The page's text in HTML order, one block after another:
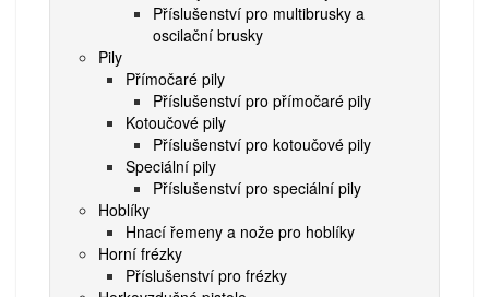
Příslušenství pro multibrusky a
oscilační brusky
Pily
Přímočaré pily
Příslušenství pro přímočaré pily
Kotoučové pily
Příslušenství pro kotoučové pily
Speciální pily
Příslušenství pro speciální pily
Hoblíky
Hnací řemeny a nože pro hoblíky
Horní frézky
Příslušenství pro frézky